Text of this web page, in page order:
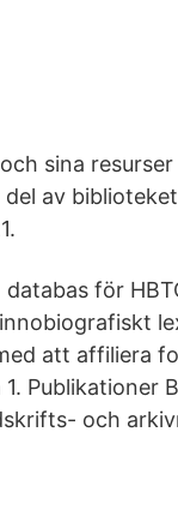
sina
del av
databas för
att affiliera
Publikationer
och